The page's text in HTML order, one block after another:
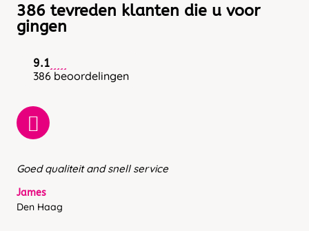
386 tevreden klanten die u voor
gingen
9.1
386 beoordelingen
Goed qualiteit and snell service
James
Den Haag